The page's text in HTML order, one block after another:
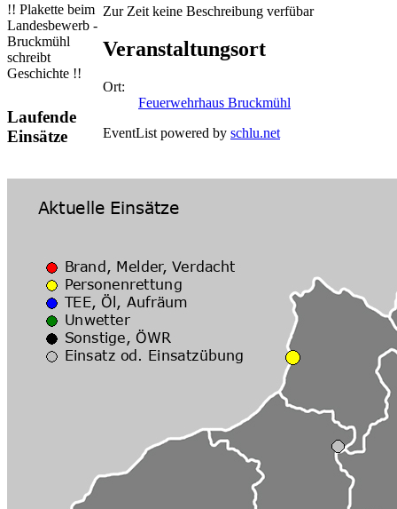
Zur Zeit keine Beschreibung verfübar
Veranstaltungsort
Ort:
Feuerwehrhaus Bruckmühl
EventList powered by schlu.net
!! Plakette beim
Landesbewerb -
Bruckmühl
schreibt
Geschichte !!
Laufende
Einsätze